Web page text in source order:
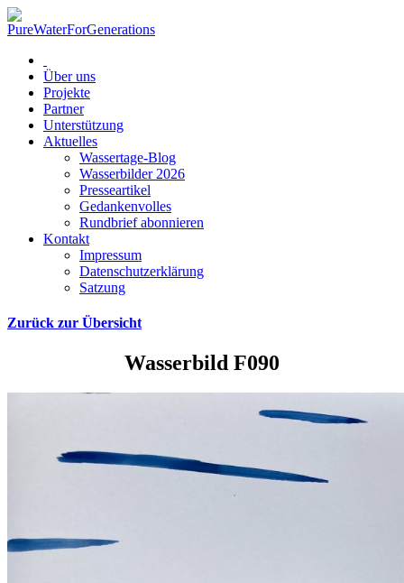
Über uns
Projekte
Partner
Unterstützung
Aktuelles
Wassertage-Blog
Wasserbilder 2026
Presseartikel
Gedankenvolles
Rundbrief abonnieren
Kontakt
Impressum
Datenschutzerklärung
Satzung
Zurück zur Übersicht
Wasserbild F090